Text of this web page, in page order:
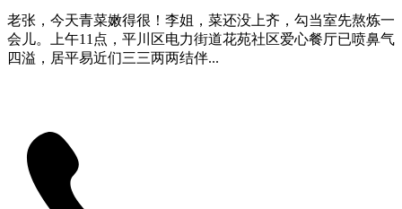
老张，今天青菜嫩得很！李姐，菜还没上齐，勾当室先熬炼一
会儿。上午11点，平川区电力街道花苑社区爱心餐厅已喷鼻气
四溢，居平易近们三三两两结伴...